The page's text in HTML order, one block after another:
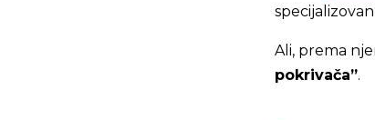
Ali, prema
pokrivača”.